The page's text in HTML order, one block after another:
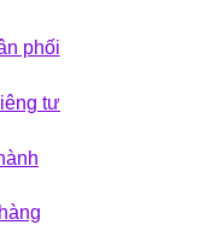
phối
tư